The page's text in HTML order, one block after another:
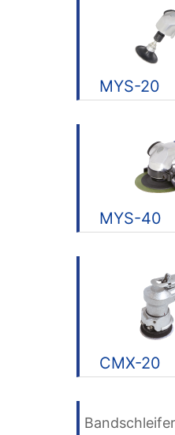
MYS-20
MYS-40
CMX-20